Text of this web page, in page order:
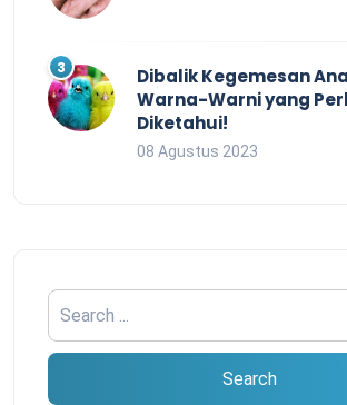
Dibalik Kegemesan
Warna-Warni yang
Diketahui!
08 Agustus 2023